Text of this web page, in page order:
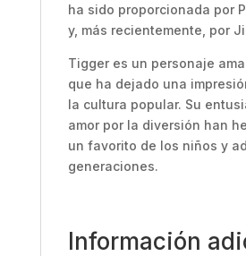
ha sido proporcionada por
y, más recientemente, por
Tigger es un personaje
que ha dejado una
la cultura popular. Su
amor por la diversión han
un favorito de los niños y
generaciones.
Información